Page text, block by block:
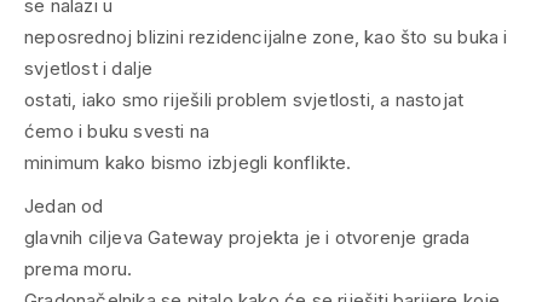
se nalazi u
neposrednoj blizini rezidencijalne zone, kao što su buka i
svjetlost i dalje
ostati, iako smo riješili problem svjetlosti, a nastojat
ćemo i buku svesti na
minimum kako bismo izbjegli konflikte.
Jedan od
glavnih ciljeva Gateway projekta je i otvorenje grada
prema moru.